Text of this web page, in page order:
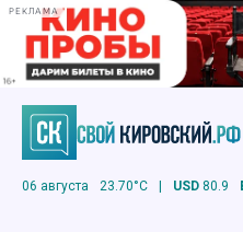
РЕКЛАМА
06 августа 23.70°C | USD 80.9